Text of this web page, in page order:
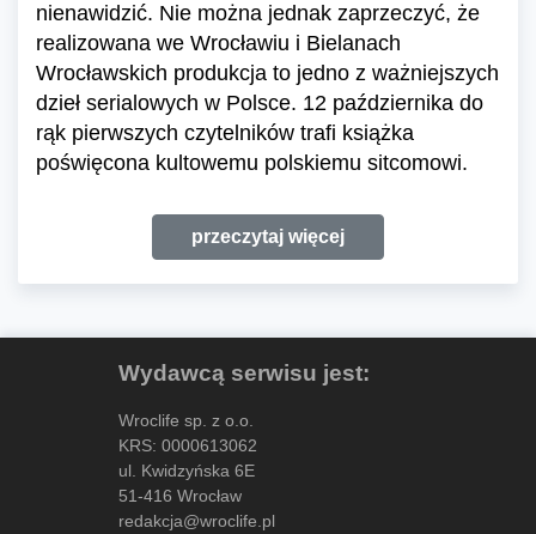
nienawidzić. Nie można jednak zaprzeczyć, że
realizowana we Wrocławiu i Bielanach
Wrocławskich produkcja to jedno z ważniejszych
dzieł serialowych w Polsce. 12 października do
rąk pierwszych czytelników trafi książka
poświęcona kultowemu polskiemu sitcomowi.
przeczytaj więcej
Wydawcą serwisu jest:
Wroclife sp. z o.o.
KRS: 0000613062
ul. Kwidzyńska 6E
51-416 Wrocław
redakcja@wroclife.pl